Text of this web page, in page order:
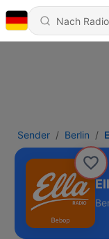
Sender Berlin